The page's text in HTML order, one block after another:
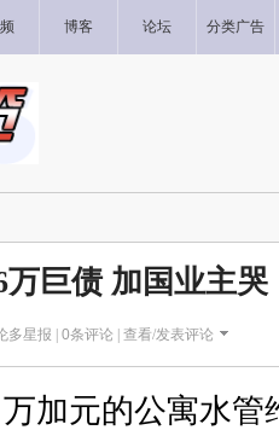
博客 论坛 分类广告
万巨债 加国业主
多星报 | 0条评论 | 查看/发表评论
加元的公寓水管